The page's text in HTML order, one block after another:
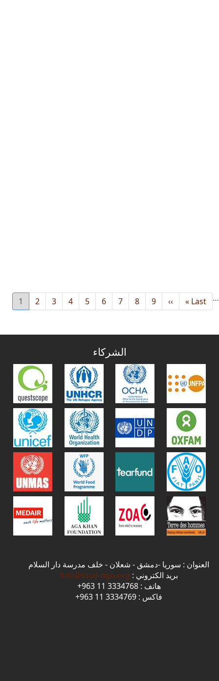
page
1
الصفحة
2
الصفحة
3
الصفحة
4
الصفحة
5
الصفحة
6
الصفحة
7
الصفحة
8
الصفحة
9 …
Next
page
››
Last
page
Last »
الشركاء
العنوان : سوريا -دمشق - شعلان - خلف مدرسة دار السلام
بريد الكتروني : info@sssd-ngo.org
هاتف : 3334768 11 963+
فاكس : 3334769 11 963+